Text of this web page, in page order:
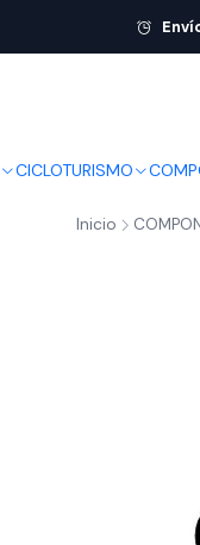
CICLOTURISMO
Inicio